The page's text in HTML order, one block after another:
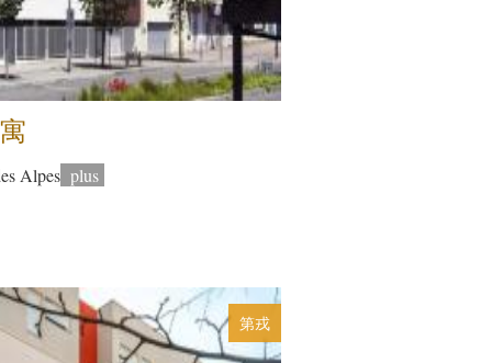
Alpes plus
第戎